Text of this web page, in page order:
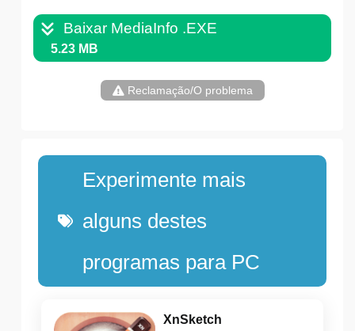
Baixar MediaInfo .EXE
5.23 MB
Reclamação/O problema
Experimente mais
alguns destes
programas para PC
XnSketch